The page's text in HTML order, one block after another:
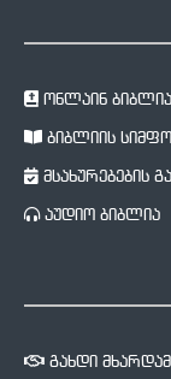
ონლაინ ბიბლია
ბიბლიის
მსახურებების
აუდიო ბიბლია
გახდი